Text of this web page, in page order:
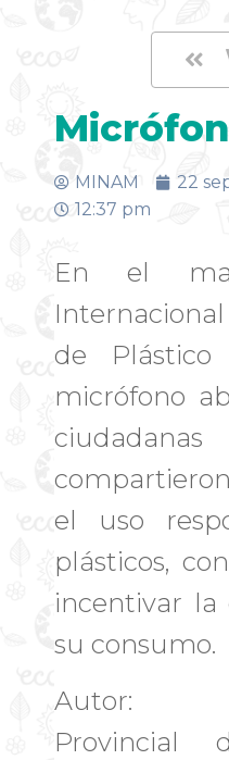
MINAM
22
12:37 pm
En el
de
micrófono
el uso
plásticos,
incentivar la
su consumo.
Autor:
Provincial